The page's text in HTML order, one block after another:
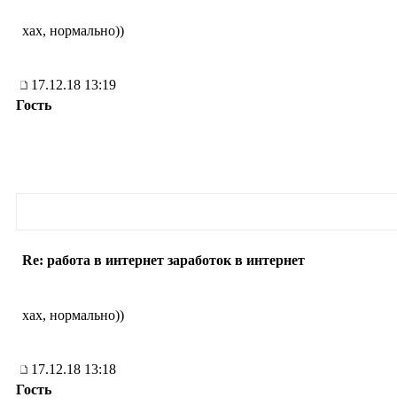
хах, нормально))
17.12.18 13:19
Гость
Re: работа в интернет заработок в интернет
хах, нормально))
17.12.18 13:18
Гость